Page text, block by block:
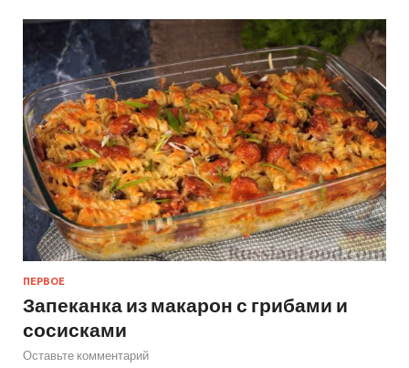
ПЕРВОЕ
Запеканка из макарон с грибами и
сосисками
Оставьте комментарий